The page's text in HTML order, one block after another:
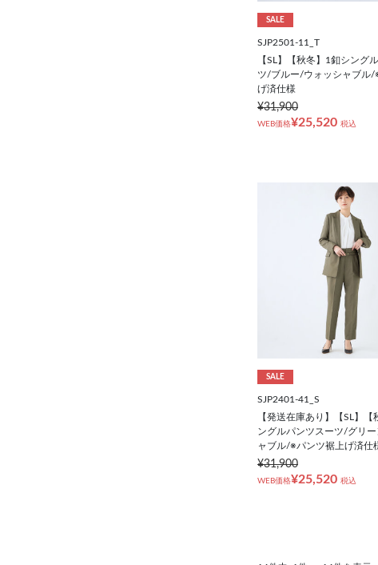
SALE
SJP2501-11_T
【SL】【秋冬】1釦シング
ツ/ブルー/ウォッシャブル/
げ済仕様
¥31,900
WEB価格¥25,520 税込
SALE
SJP2401-41_S
【発送在庫あり】【SL】【
ングルパンツスーツ/グリ
ャブル/※パンツ裾上げ済仕
¥31,900
WEB価格¥25,520 税込